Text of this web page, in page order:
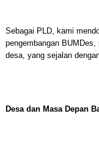
Sebagai PLD, kami
pengembangan
desa, yang sejalan
Desa dan Masa Depan